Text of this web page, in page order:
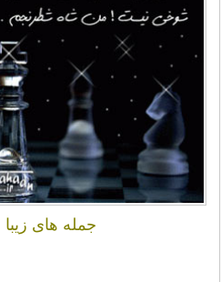
جمله های